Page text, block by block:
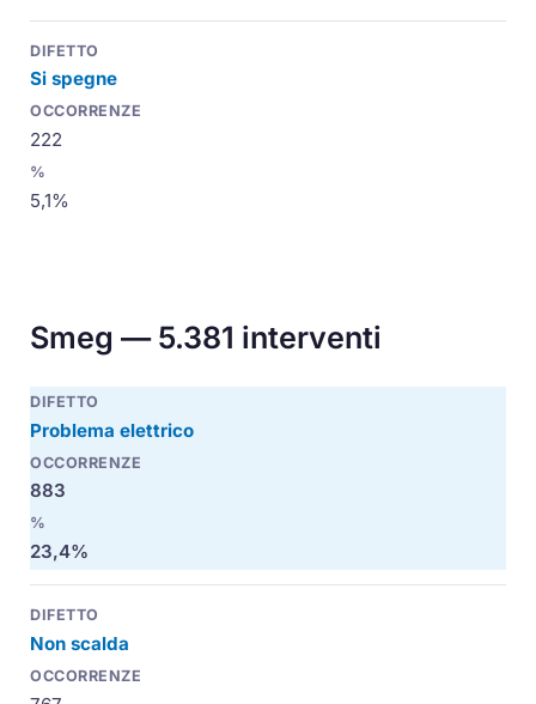
Si spegne
222
5,1%
Smeg — 5.381 interventi
Problema elettrico
883
23,4%
Non scalda